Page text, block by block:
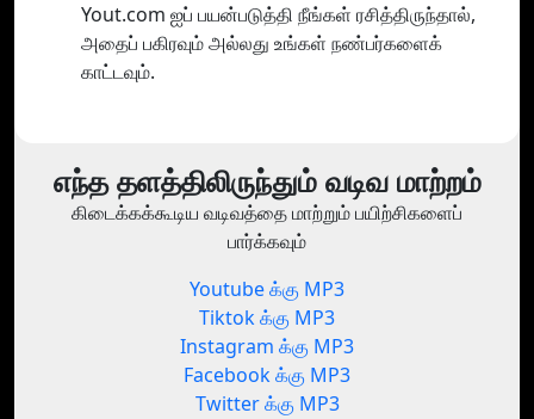
Yout.com ஐப் பயன்படுத்தி நீங்கள் ரசித்திருந்தால்,
அதைப் பகிரவும் அல்லது உங்கள் நண்பர்களைக்
காட்டவும்.
எந்த தளத்திலிருந்தும் வடிவ மாற்றம்
கிடைக்கக்கூடிய வடிவத்தை மாற்றும் பயிற்சிகளைப்
பார்க்கவும்
Youtube க்கு MP3
Tiktok க்கு MP3
Instagram க்கு MP3
Facebook க்கு MP3
Twitter க்கு MP3